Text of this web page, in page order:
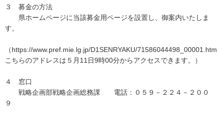
３ 募金の方法
県ホームページに当該募金用ページを設置し、御案内いたしま
す。
（https://www.pref.mie.lg.jp/D1SENRYAKU/
こちらのアドレスは５月11日9時00分からアクセスできます。）
４ 窓口
戦略企画部戦略企画総務課 電話：０５９－２２４－２００
９